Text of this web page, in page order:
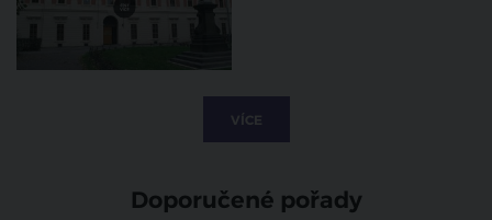
VÍCE
Doporučené pořady